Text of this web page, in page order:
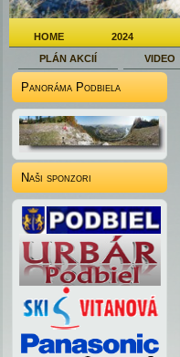
HOME 2024
PLÁN AKCIÍ
VIDEO
Panoráma Podbiela
Naši sponzori